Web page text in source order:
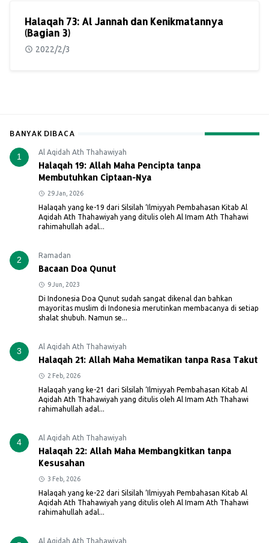
Halaqah 73: Al Jannah dan Kenikmatannya
(Bagian 3)
2022/2/3
BANYAK DIBACA
1 Al Aqidah Ath Thahawiyah
Halaqah 19: Allah Maha Pencipta tanpa
Membutuhkan Ciptaan-Nya
29 Jan, 2026
Halaqah yang ke-19 dari Silsilah ‘Ilmiyyah Pembahasan Kitab Al
Aqidah Ath Thahawiyah yang ditulis oleh Al Imam Ath Thahawi
rahimahullah adal...
2 Ramadan
Bacaan Doa Qunut
9 Jun, 2023
Di Indonesia Doa Qunut sudah sangat dikenal dan bahkan
mayoritas muslim di Indonesia merutinkan membacanya di setiap
shalat shubuh. Namun se...
3 Al Aqidah Ath Thahawiyah
Halaqah 21: Allah Maha Mematikan tanpa Rasa Takut
2 Feb, 2026
Halaqah yang ke-21 dari Silsilah ‘Ilmiyyah Pembahasan Kitab Al
Aqidah Ath Thahawiyah yang ditulis oleh Al Imam Ath Thahawi
rahimahullah adal...
4 Al Aqidah Ath Thahawiyah
Halaqah 22: Allah Maha Membangkitkan tanpa
Kesusahan
3 Feb, 2026
Halaqah yang ke-22 dari Silsilah ‘Ilmiyyah Pembahasan Kitab Al
Aqidah Ath Thahawiyah yang ditulis oleh Al Imam Ath Thahawi
rahimahullah adal...
Al Aqidah Ath Thahawiyah